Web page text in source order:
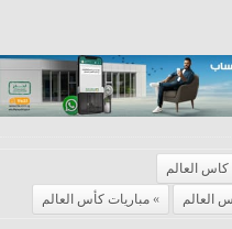
العالم
العالم مباريات كأس العالم